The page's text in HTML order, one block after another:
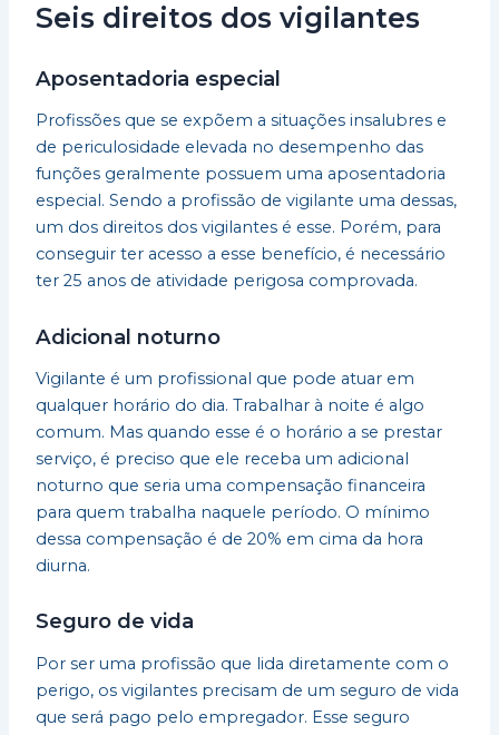
Seis direitos dos vigilantes
Aposentadoria especial
Profissões que se expõem a situações insalubres e
de periculosidade elevada no desempenho das
funções geralmente possuem uma aposentadoria
especial. Sendo a profissão de vigilante uma dessas,
um dos direitos dos vigilantes é esse. Porém, para
conseguir ter acesso a esse benefício, é necessário
ter 25 anos de atividade perigosa comprovada.
Adicional noturno
Vigilante é um profissional que pode atuar em
qualquer horário do dia. Trabalhar à noite é algo
comum. Mas quando esse é o horário a se prestar
serviço, é preciso que ele receba um adicional
noturno que seria uma compensação financeira
para quem trabalha naquele período. O mínimo
dessa compensação é de 20% em cima da hora
diurna.
Seguro de vida
Por ser uma profissão que lida diretamente com o
perigo, os vigilantes precisam de um seguro de vida
que será pago pelo empregador. Esse seguro